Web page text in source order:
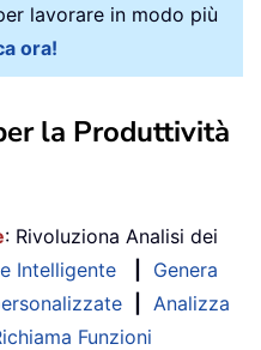
lavorare in modo più
ora!
la Produttività
: Rivoluziona Analisi dei
Intelligente
Genera
Analizza
Funzioni